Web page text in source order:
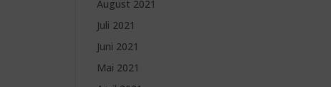
August 2021
Juli 2021
Juni 2021
Mai 2021